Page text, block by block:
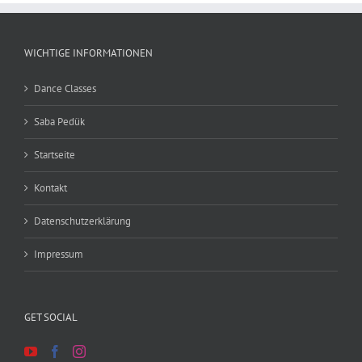
WICHTIGE INFORMATIONEN
Dance Classes
Saba Pedük
Startseite
Kontakt
Datenschutzerklärung
Impressum
GET SOCIAL